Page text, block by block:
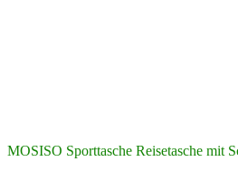
MOSISO Sporttasche Reisetasche mit